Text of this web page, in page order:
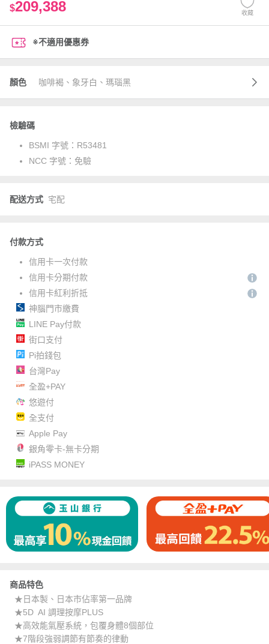
$209,388 收藏
※不適用優惠券
顏色 咖啡褐、象牙白、瑪瑙黑
檢驗碼
BSMI 字號： R53481
NCC 字號： 免驗
配送方式 宅配
付款方式
信用卡一次付款
信用卡分期付款
信用卡紅利折抵
神腦門市繳費
LINE Pay付款
街口支付
Pi拍錢包
台灣Pay
全盈+PAY
悠遊付
全支付
Apple Pay
銀角零卡-無卡分期
iPASS MONEY
商品特色
★日本製、日本市佔率第一品牌
★5D AI 調理按摩PLUS
★高效能氣壓系統，包覆身體8個部位
★7階段強弱調節有節奏的律動